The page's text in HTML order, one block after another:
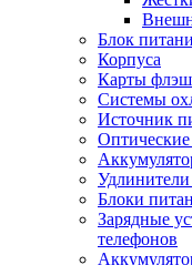
Блок
Корпуса
Карты
Системы
Источник
Блоки
Зарядные
телефонов